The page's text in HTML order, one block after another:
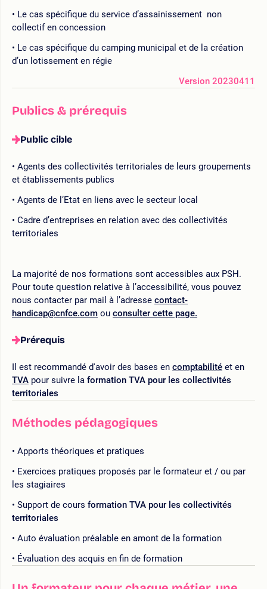
Le cas spécifique du service d’assainissement non
collectif en concession
Le cas spécifique du camping municipal et de la création
d’un lotissement en régie
Version 20230411
Publics & prérequis
Public cible
Agents des collectivités territoriales de leurs groupements
et établissements publics
Agents de l’Etat en liens avec le secteur local
Cadre d’entreprises en relation avec des collectivités
territoriales
La majorité de nos formations sont accessibles aux PSH.
Pour toute question relative à l’accessibilité, vous pouvez
nous contacter par mail à l’adresse contact-
handicap@cnfce.com ou consulter cette page.
Prérequis
Il est recommandé d'avoir des bases en comptabilité et en
TVA pour suivre la formation TVA pour les collectivités
territoriales
Méthodes pédagogiques
Apports théoriques et pratiques
Exercices pratiques proposés par le formateur et / ou par
les stagiaires
Support de cours formation TVA pour les collectivités
territoriales
Auto évaluation préalable en amont de la formation
Évaluation des acquis en fin de formation